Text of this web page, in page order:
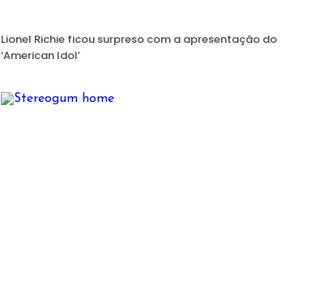
Lionel Richie ficou surpreso com a apresentação do
‘American Idol’